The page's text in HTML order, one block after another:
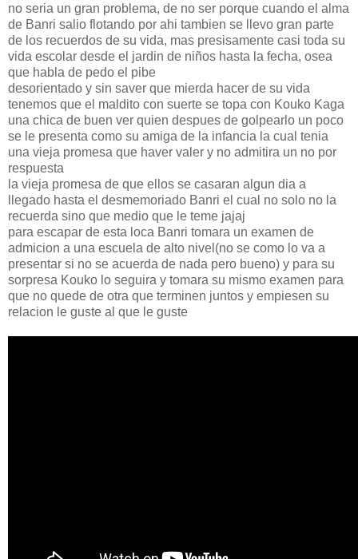
no seria un gran problema, de no ser porque cuando el alma
de Banri salio flotando por ahi tambien se llevo gran parte
de los recuerdos de su vida, mas presisamente casi toda su
vida escolar desde el jardin de niños hasta la fecha, osea
que habla de pedo el pibe
desorientado y sin saver que mierda hacer de su vida
tenemos que el maldito con suerte se topa con Kouko Kaga
una chica de buen ver quien despues de golpearlo un poco
se le presenta como su amiga de la infancia la cual tenia
una vieja promesa que haver valer y no admitira un no por
respuesta
la vieja promesa de que ellos se casaran algun dia a
llegado hasta el desmemoriado Banri el cual no solo no la
recuerda sino que medio que le teme jajaj
para escapar de esta loca Banri tomara un examen de
admicion a una escuela de alto nivel(no se como lo va a
presentar si no se acuerda de nada pero bueno) y para su
sorpresa Kouko lo seguira y tomara su mismo examen para
que no quede de otra que terminen juntos y empiesen su
relacion le guste al que le guste